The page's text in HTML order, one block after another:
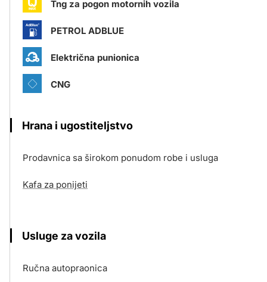
Tng za pogon motornih vozila
PETROL ADBLUE
Električna punionica
CNG
Hrana i ugostiteljstvo
Prodavnica sa širokom ponudom robe i usluga
Kafa za ponijeti
Usluge za vozila
Ručna autopraonica